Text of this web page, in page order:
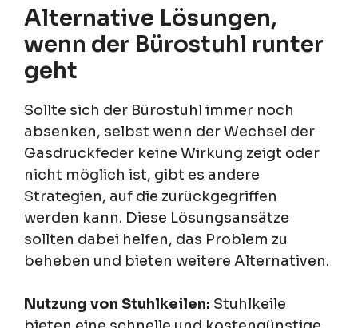
Alternative Lösungen,
wenn der Bürostuhl runter
geht
Sollte sich der Bürostuhl immer noch
absenken, selbst wenn der Wechsel der
Gasdruckfeder keine Wirkung zeigt oder
nicht möglich ist, gibt es andere
Strategien, auf die zurückgegriffen
werden kann. Diese Lösungsansätze
sollten dabei helfen, das Problem zu
beheben und bieten weitere Alternativen.
Nutzung von Stuhlkeilen: Stuhlkeile